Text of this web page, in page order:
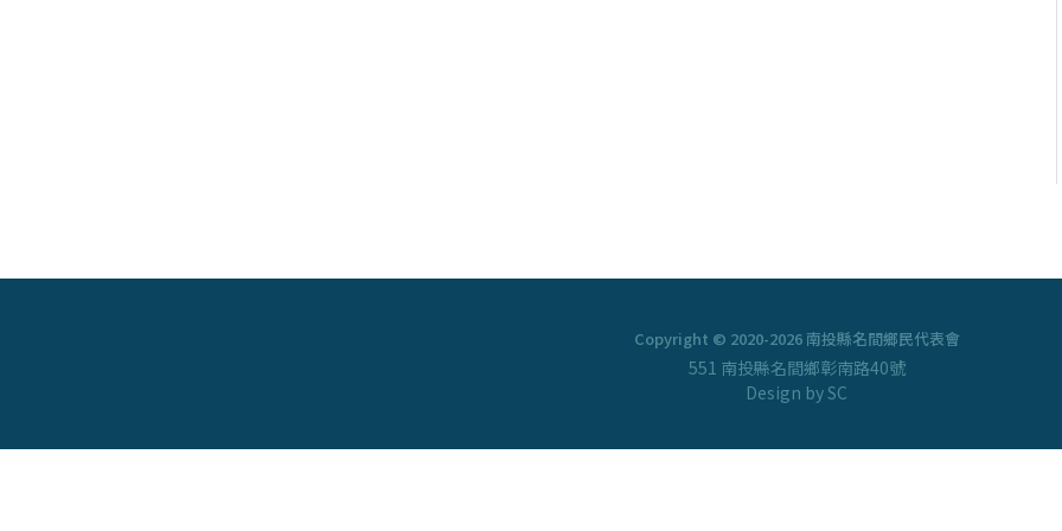
Copyright © 2020-2026 南投縣名間鄉民代表會
551 南投縣名間鄉彰南路40號
Design by SC